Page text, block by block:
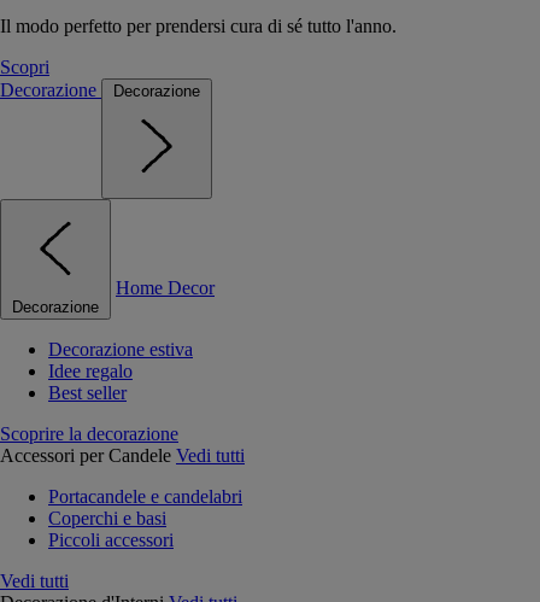
Il modo perfetto per prendersi cura di sé tutto l'anno.
Scopri
Decorazione
Decorazione
Decorazione
Home Decor
Decorazione estiva
Idee regalo
Best seller
Scoprire la decorazione
Accessori per Candele Vedi tutti
Portacandele e candelabri
Coperchi e basi
Piccoli accessori
Vedi tutti